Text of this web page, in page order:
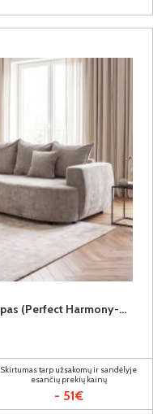
STRADA-N (IV gr.) minkštas kampas (Perfect Harmony-04) K
Skirtumas tarp užsakomų ir sandėlyje
esančių prekių kainų
- 51€